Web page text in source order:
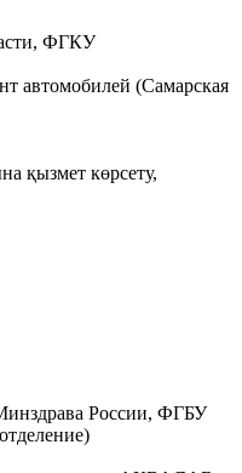
ФГКУ
автомобилей (Самарская
қызмет көрсету,
России, ФГБУ